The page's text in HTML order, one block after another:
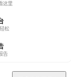
这里
松
告